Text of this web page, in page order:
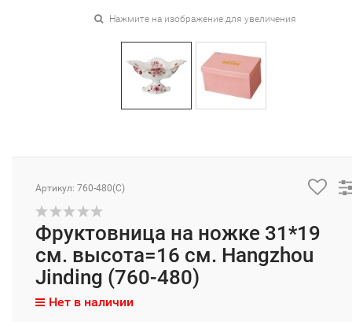
Нажмите на изображение для увеличения
Артикул: 760-480(C)
Фруктовница на ножке 31*19
см. высота=16 см. Hangzhou
Jinding (760-480)
Нет в наличии